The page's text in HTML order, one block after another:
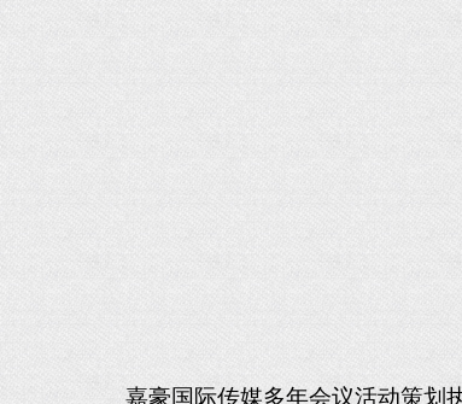
嘉豪国际传媒多年会议活动策划